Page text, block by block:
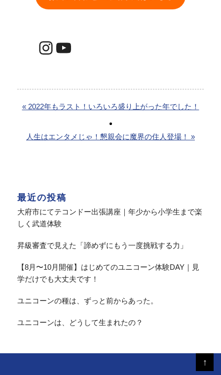
Instagram
YouTube
« 2022年もラスト！いろいろ盛り上がった年でした！
人生はエンタメじゃ！懇親会に魔界の住人登場！ »
最近の投稿
大府市にてテコンドー出張講座｜年少から小学生まで楽
しく武道体験
昇級審査で見えた「諦めずにもう一度挑戦する力」
【8月〜10月開催】はじめてのユニコーン体験DAY｜見
学だけでも大丈夫です！
ユニコーンの種は、ずっと前からあった。
ユニコーンは、どうして生まれたの？
↑